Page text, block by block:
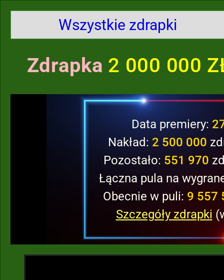
Wszystkie zdrapki
Zdrapka 2 000 000
Data premiery:
Nakład: 2 500 000
Pozostało: 551 970
Łączna pula na
Obecnie w puli: 9 557
Szczegóły zdrapki